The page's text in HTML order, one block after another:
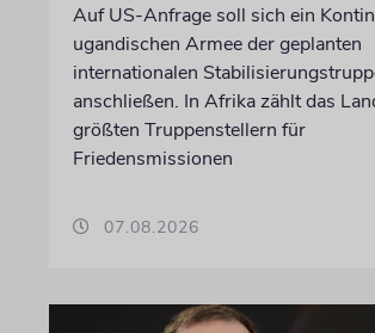
Auf US-Anfrage soll sich ein
ugandischen Armee der geplanten
internationalen
anschließen. In Afrika zählt das
größten Truppenstellern für
Friedensmissionen
07.08.2026